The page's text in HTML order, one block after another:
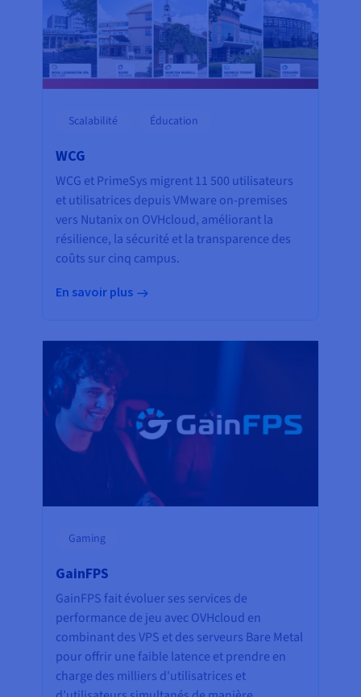
Scalabilité Éducation
WCG
WCG et PrimeSys migrent 11 500 utilisateurs
et utilisatrices depuis VMware on-premises
vers Nutanix on OVHcloud, améliorant la
résilience, la sécurité et la transparence des
coûts sur cinq campus.
En savoir plus
Gaming
GainFPS
GainFPS fait évoluer ses services de
performance de jeu avec OVHcloud en
combinant des VPS et des serveurs Bare Metal
pour offrir une faible latence et prendre en
charge des milliers d'utilisatrices et